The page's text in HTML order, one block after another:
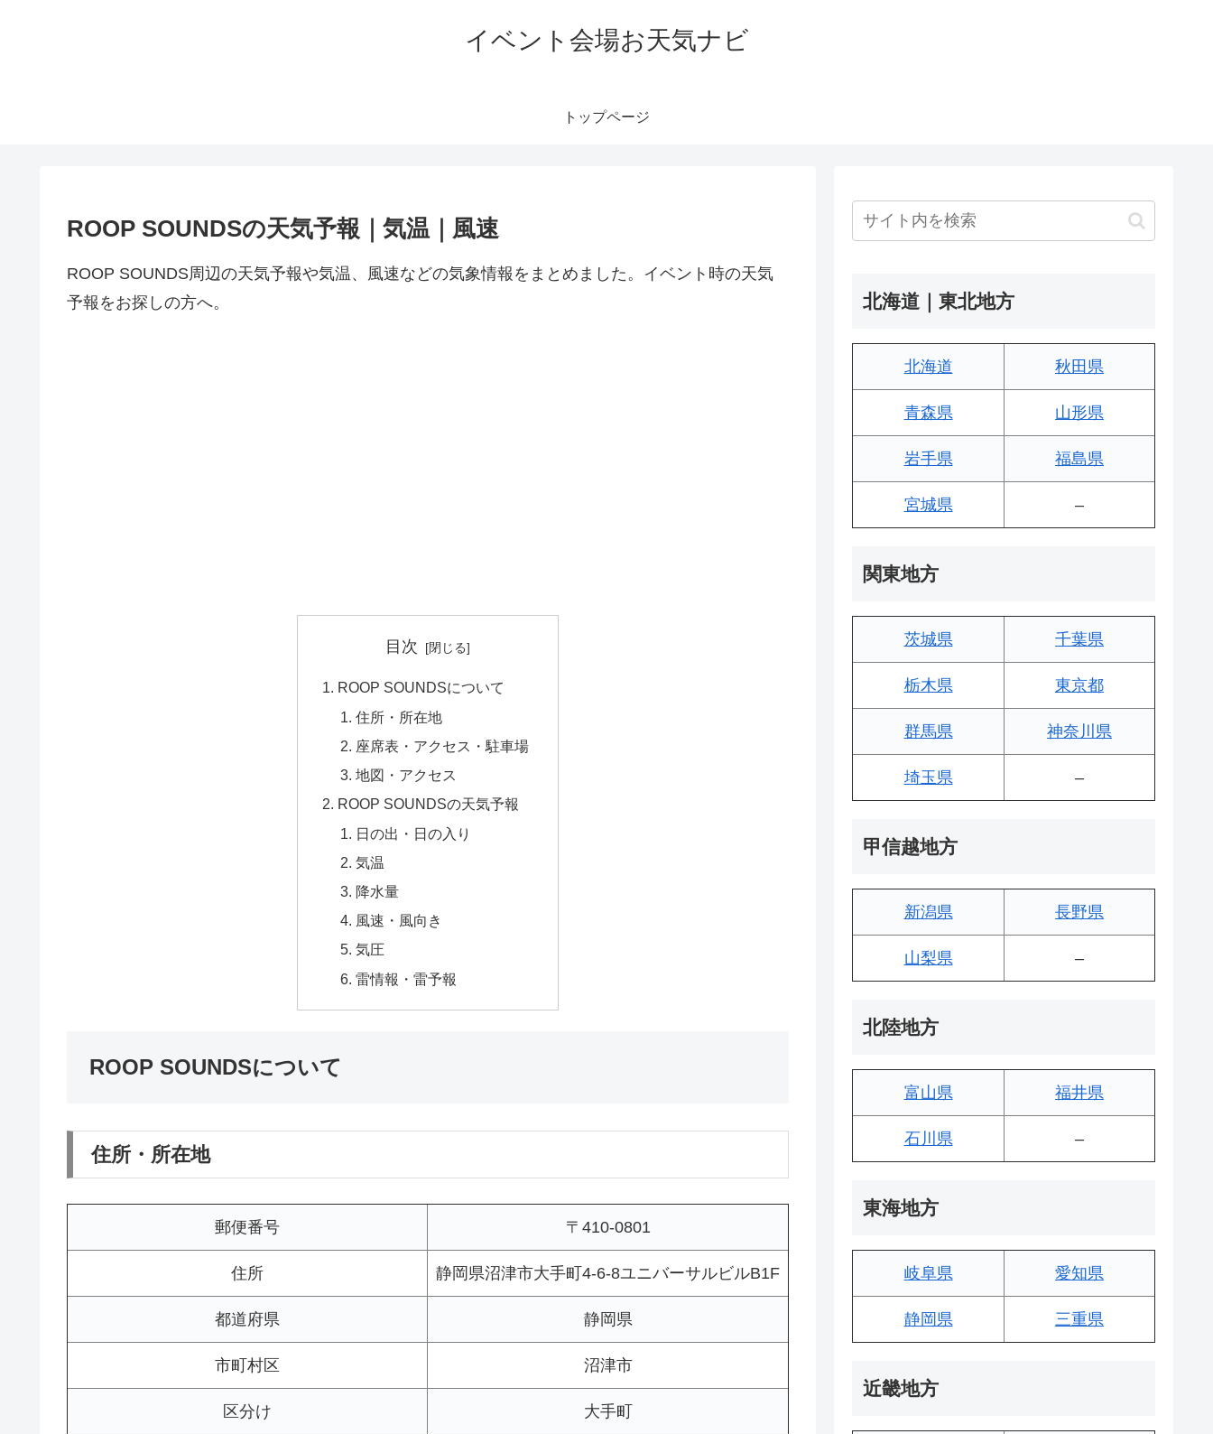
イベント会場お天気ナビ
トップページ
ROOP SOUNDSの天気予報｜気温｜風速
ROOP SOUNDS周辺の天気予報や気温、風速などの気象情報をまとめました。イベント時の天気
予報をお探しの方へ。
目次
ROOP SOUNDSについて
住所・所在地
座席表・アクセス・駐車場
地図・アクセス
ROOP SOUNDSの天気予報
日の出・日の入り
気温
降水量
風速・風向き
気圧
雷情報・雷予報
ROOP SOUNDSについて
住所・所在地
郵便番号 〒410-0801
住所 静岡県沼津市大手町4-6-8ユニバーサルビルB1F
都道府県 静岡県
市町村区 沼津市
区分け 大手町
北海道｜東北地方
北海道 秋田県
青森県 山形県
岩手県 福島県
宮城県 –
関東地方
茨城県 千葉県
栃木県 東京都
群馬県 神奈川県
埼玉県 –
甲信越地方
新潟県 長野県
山梨県 –
北陸地方
富山県 福井県
石川県 –
東海地方
岐阜県 愛知県
静岡県 三重県
近畿地方